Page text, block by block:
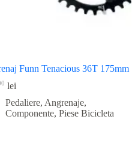
Funn Tenacious 36T 175mm
lei
Pedaliere, Angrenaje,
Componente, Piese Bicicleta